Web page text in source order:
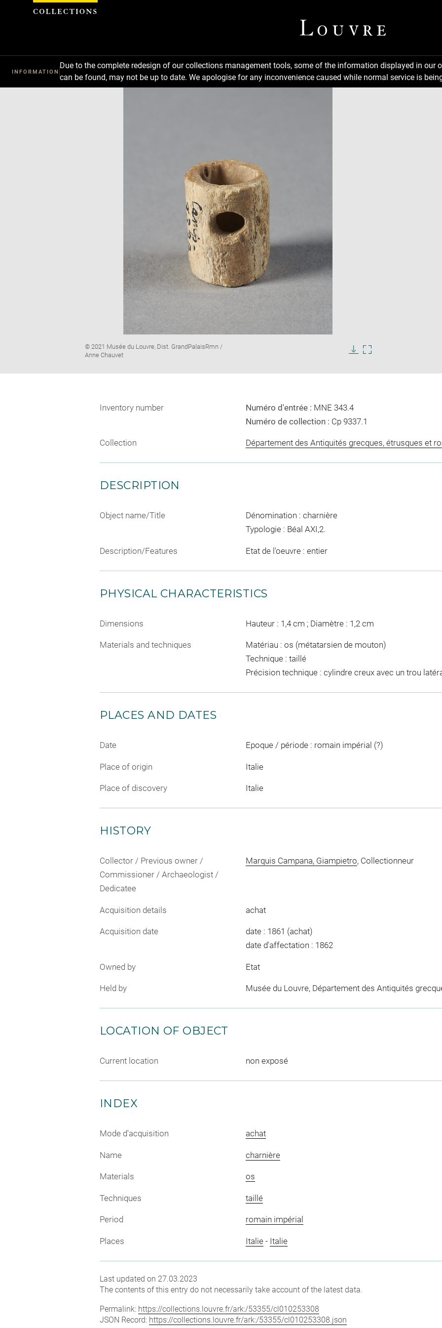
INFORMATION
Due to the complete redesign of our collections management tools, some of the information displayed in
can be found, may not be up to date. We apologise for any inconvenience caused while normal service is
Image
caption:
© 2021 Musée du Louvre, Dist. GrandPalaisRmn /
Anne Chauvet
Inventory number Numéro d'entrée : MNE 343.4
Numéro de collection : Cp 9337.1
Collection Département des Antiquités grecques, étrusques et
DESCRIPTION
Object name/Title
Dénomination : charnière
Typologie : Béal AXI,2.
Description/Features Etat de l'oeuvre : entier
PHYSICAL CHARACTERISTICS
Dimensions Hauteur : 1,4 cm ; Diamètre : 1,2 cm
Materials and techniques
Matériau : os (métatarsien de mouton)
Technique : taillé
Précision technique : cylindre creux avec un trou
PLACES AND DATES
Date Epoque / période : romain impérial (?)
Place of origin Italie
Place of discovery Italie
HISTORY
Collector / Previous owner /
Commissioner / Archaeologist /
Dedicatee
Marquis Campana, Giampietro, Collectionneur
Acquisition details achat
Acquisition date
date : 1861 (achat)
date d'affectation : 1862
Owned by Etat
Held by Musée du Louvre, Département des Antiquités
LOCATION OF OBJECT
Current location non exposé
INDEX
Mode d'acquisition achat
Name charnière
Materials os
Techniques taillé
Period romain impérial
Places Italie- Italie
Last updated on 27.03.2023
The contents of this entry do not necessarily take account of the latest data.
Permalink: https://collections.louvre.fr/ark:/53355/cl010253308
JSON Record: https://collections.louvre.fr/ark:/53355/cl010253308.json
Cookies management panel